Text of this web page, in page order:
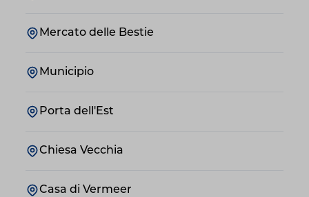
Mercato delle Bestie
Municipio
Porta dell'Est
Chiesa Vecchia
Casa di Vermeer